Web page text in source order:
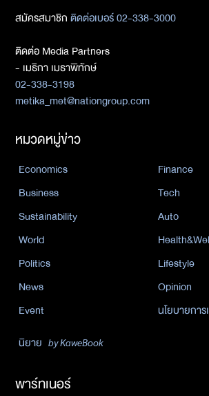
สมัครสมาชิกติดต่อเบอร์ 02-338-3000
ติดต่อ Media Partners
- เมธิกา เมธาพิทักษ์
02-338-3198
metika_met@nationgroup.com
หมวดหมู่ข่าว
Economics
Finance
Business
Tech
Sustainability
Auto
World
Politics
Lifestyle
News
Opinion
Event
นโยบายกา
นิยาย by KaweBook
พาร์ทเนอร์